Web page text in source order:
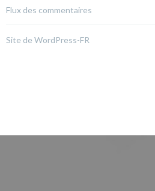
Flux des commentaires
Site de WordPress-FR